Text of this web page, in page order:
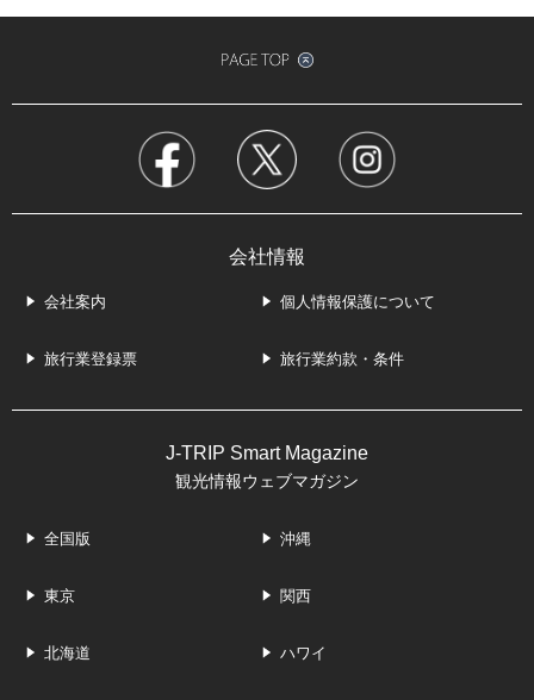
会社情報
会社案内 個人情報保護について
旅行業登録票 旅行業約款・条件
J-TRIP Smart Magazine
観光情報ウェブマガジン
全国版 沖縄
東京 関西
北海道 ハワイ